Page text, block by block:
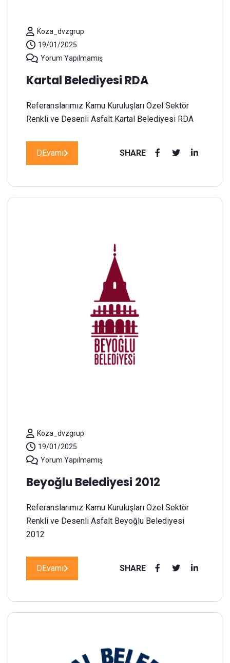
Koza_dvzgrup
19/01/2025
Yorum Yapılmamış
Kartal Belediyesi RDA
Referanslarımız Kamu Kuruluşları Özel Sektör
Renkli ve Desenli Asfalt Kartal Belediyesi RDA
DEvamı SHARE
Koza_dvzgrup
19/01/2025
Yorum Yapılmamış
Beyoğlu Belediyesi 2012
Referanslarımız Kamu Kuruluşları Özel Sektör
Renkli ve Desenli Asfalt Beyoğlu Belediyesi
2012
DEvamı SHARE